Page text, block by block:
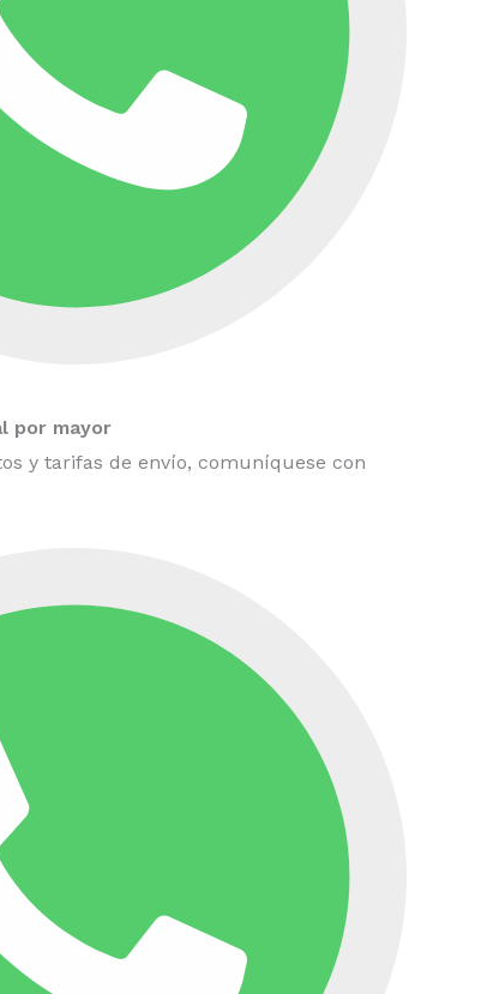
por mayor
y tarifas de envío, comuníquese con